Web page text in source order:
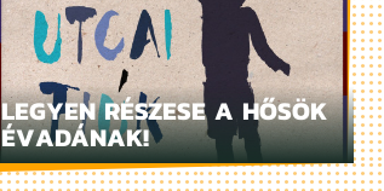
LEGYEN RÉSZESE A HŐSÖK
ÉVADÁNAK!